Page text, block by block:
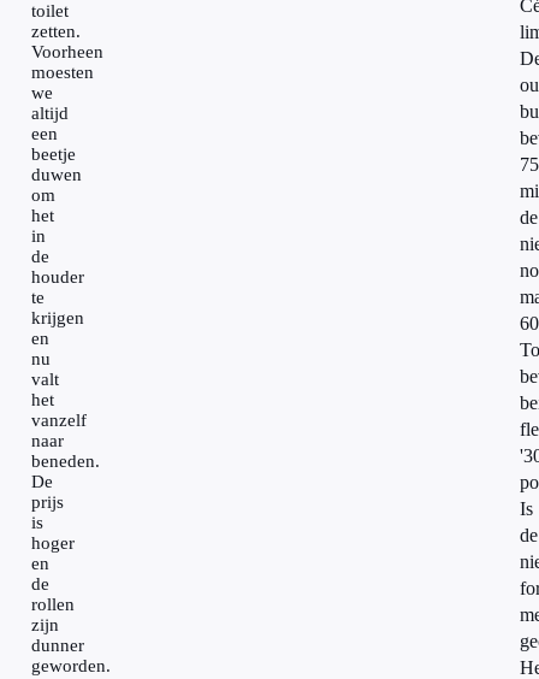
toilet
zetten.
Voorheen
moesten
we
altijd
een
beetje
duwen
om
het
in
de
houder
te
krijgen
en
nu
valt
het
vanzelf
naar
beneden.
De
prijs
is
hoger
en
de
rollen
zijn
dunner
geworden.
de
Is
de